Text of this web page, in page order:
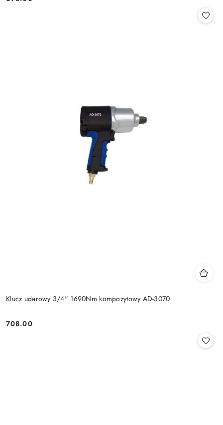
Cena:
Klucz udarowy 3/4" 1690Nm kompozytowy AD-3070
Cena:
708.00